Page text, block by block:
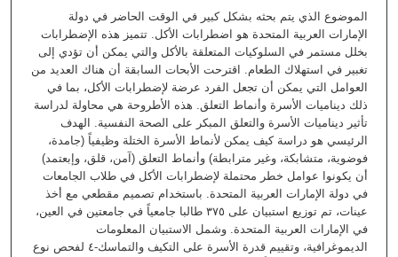
الموضوع الذي يتم بحثه بشكل كبير في الوقت الحاضر في دولة
الإمارات العربية المتحدة هو اضطرابات الأكل. تتميز هذه الإضطرابات
بخلل مستمر في السلوكيات المتعلقة بالأكل والتي يمكن أن تؤدي إلى
تغبير في استهلاك الطعام. اقترحت الأبحات السابقة أن هناك العديد من
العوامل التي يمكن أن تجعل الفرد عرضة لإضطرابات الأكل، بما في
ذلك ديناميات الأسرة وأنماط التعلق. هذه الأطروحة هي محاولة لدراسة
تأثير ديناميات الأسرة والتعلق المبكر على الصحة النفسية. الهدف
الرئيسي هو دراسة كيف يمكن لأنماط الأسرة الختلة وظيفياً (جامدة،
فوضوية، متشابكة، وغير مترابطة) وأنماط التعلق (آمن، قلق، وإبعتمد)
أن يكونوا عوامل خطر محتملة لإضطرابات الأكل في طلاب الجامعات
في دولة الإمارات العربية المتحدة. باستخدام تصميم مقطعي مع أخذ
عينات، تم توزيع استبيان على ‎٣٧٥‏ طالبا جامعياً في جامعتين في العين،
في الإمارات العربية المتحدة. وشمل الاستبيان المعلومات
الديموغرافية، وتقييم قدرة الأسرة على التكيف والتماسك-٤‏ لفحص نوع